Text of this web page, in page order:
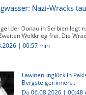
Nazi-Wracks
der Donau in Serbien legt
Weltkrieg frei. Die
| 00:57 min
Lawinenunglück in
Bergsteiger:innen...
Do 06.08.2026 | 00:48